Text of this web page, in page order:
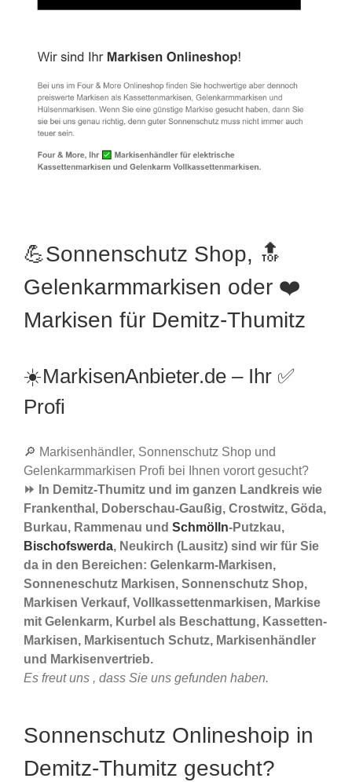
💪Sonnenschutz Shop, 🔝
Gelenkarmmarkisen oder ❤️
Markisen für Demitz-Thumitz
☀️MarkisenAnbieter.de – Ihr ✅
Profi
🔎 Markisenhändler, Sonnenschutz Shop und
Gelenkarmmarkisen Profi bei Ihnen vorort gesucht?
⏩ In Demitz-Thumitz und im ganzen Landkreis wie
Frankenthal, Doberschau-Gaußig, Crostwitz, Göda,
Burkau, Rammenau und Schmölln-Putzkau,
Bischofswerda, Neukirch (Lausitz) sind wir für Sie
da in den Bereichen: Gelenkarm-Markisen,
Sonneneschutz Markisen, Sonnenschutz Shop,
Markisen Verkauf, Vollkassettenmarkisen, Markise
mit Gelenkarm, Kurbel als Beschattung, Kassetten-
Markisen, Markisentuch Schutz, Markisenhändler
und Markisenvertrieb.
Es freut uns , dass Sie uns gefunden haben.
Sonnenschutz Onlineshoip in
Demitz-Thumitz gesucht?